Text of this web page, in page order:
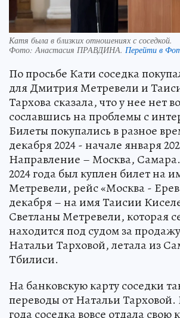
Катя была в близких отношениях с соседкой.
Фото:Анастасия ПРАВДИНА. Перейти в
По просьбе Кати соседка
для Дмитрия Метревели и
Тархова сказала, что у нее нет
сославшись на проблемы с
Билеты покупались в разное
декабря 2024 - начале января
Направление – Москва,
2024 года был куплен билет на
Метревели, рейс «Москва -
декабря – на имя Таисии
Светланы Метревели, которая
находится под судом за
Натальи Тарховой, летала из
Тбилиси.
На банковскую карту соседки
переводы от Натальи Тарховой.
года соседка вовсе отдала свою